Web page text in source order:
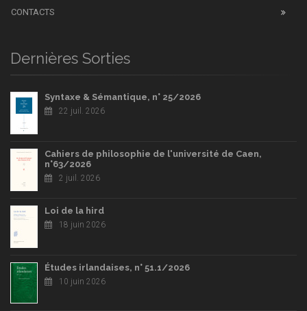
CONTACTS
Dernières Sorties
Syntaxe & Sémantique, n° 25/2026
22 juil. 2026
Cahiers de philosophie de l'université de Caen,
n°63/2026
2 juil. 2026
Loi de la hird
18 juin 2026
Études irlandaises, n° 51.1/2026
10 juin 2026